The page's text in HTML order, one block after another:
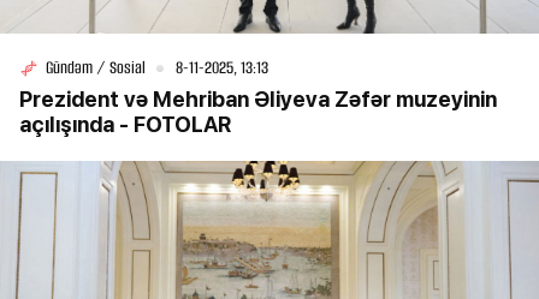
Gündəm / Sosial 8-11-2025, 13:13
Prezident və Mehriban Əliyeva Zəfər muzeyinin
açılışında - FOTOLAR